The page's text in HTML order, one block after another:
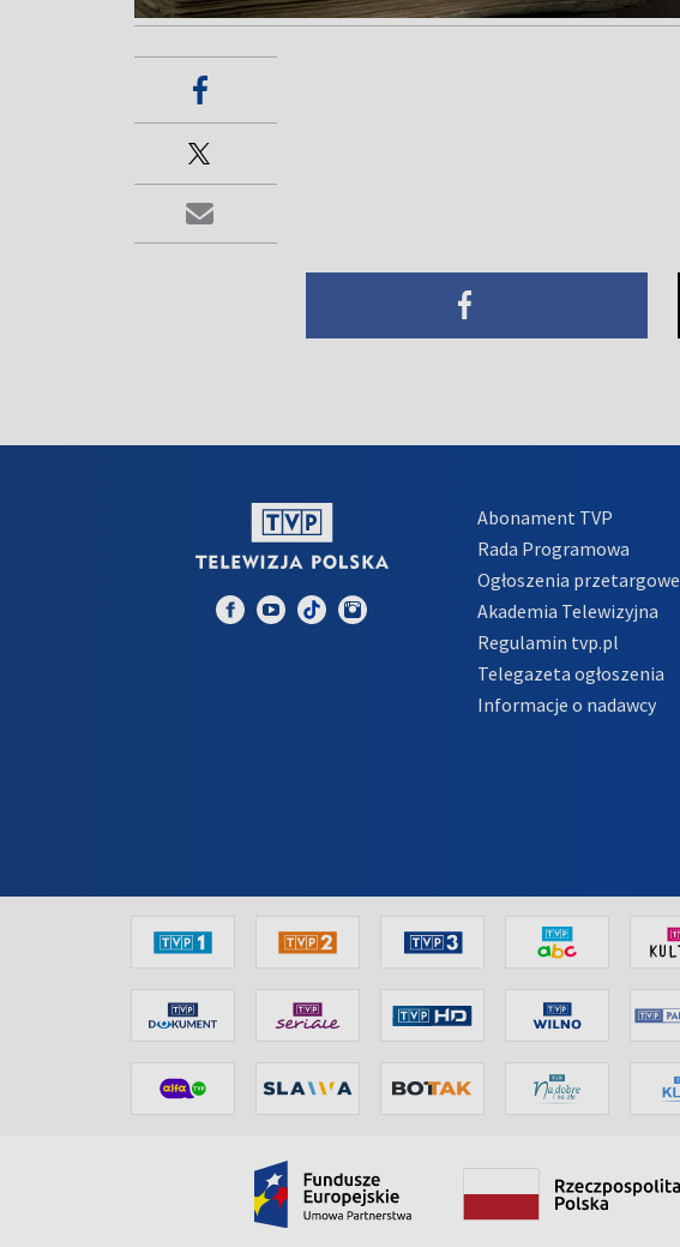
Abonament TVP
Rada Programowa
Ogłoszenia przetargowe
Akademia Telewizyjna
Regulamin tvp.pl
Telegazeta ogłoszenia
Informacje o nadawcy